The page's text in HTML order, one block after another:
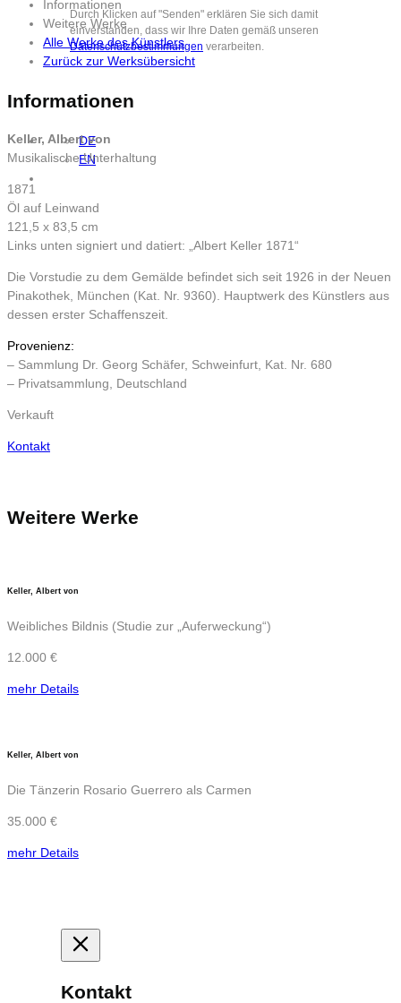
Durch Klicken auf "Senden" erklären Sie sich damit
einverstanden, dass wir Ihre Daten gemäß unseren
Datenschutzbestimmungen verarbeiten.
DE
EN
Informationen
Weitere Werke
Alle Werke des Künstlers
Zurück zur Werksübersicht
Informationen
Keller, Albert von
Musikalische Unterhaltung
1871
Öl auf Leinwand
121,5 x 83,5 cm
Links unten signiert und datiert: „Albert Keller 1871“
Die Vorstudie zu dem Gemälde befindet sich seit 1926 in der Neuen
Pinakothek, München (Kat. Nr. 9360). Hauptwerk des Künstlers aus
dessen erster Schaffenszeit.
Provenienz:
– Sammlung Dr. Georg Schäfer, Schweinfurt, Kat. Nr. 680
– Privatsammlung, Deutschland
Verkauft
Kontakt
Weitere Werke
Keller, Albert von
Weibliches Bildnis (Studie zur „Auferweckung“)
12.000 €
mehr Details
Keller, Albert von
Die Tänzerin Rosario Guerrero als Carmen
35.000 €
mehr Details
Kontakt